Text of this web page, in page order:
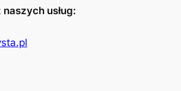
usług: